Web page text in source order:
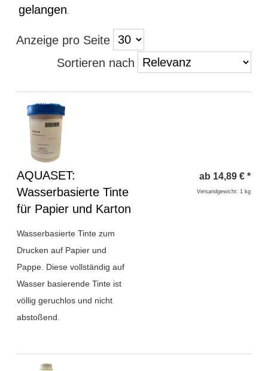
gelangen
Anzeige pro Seite
Sortieren nach
Überschrift
1
AQUASET:
Wasserbasierte Tinte
für Papier und Karton
Wasserbasierte Tinte zum
Drucken auf Papier und
Pappe. Diese vollständig auf
Wasser basierende Tinte ist
völlig geruchlos und nicht
abstoßend.
ab 14,89 € *
Versandgewicht: 1 kg